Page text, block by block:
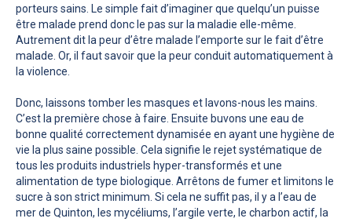
porteurs sains. Le simple fait d’imaginer que quelqu’un puisse
être malade prend donc le pas sur la maladie elle-même.
Autrement dit la peur d’être malade l’emporte sur le fait d’être
malade. Or, il faut savoir que la peur conduit automatiquement à
la violence.
Donc, laissons tomber les masques et lavons-nous les mains.
C’est la première chose à faire. Ensuite buvons une eau de
bonne qualité correctement dynamisée en ayant une hygiène de
vie la plus saine possible. Cela signifie le rejet systématique de
tous les produits industriels hyper-transformés et une
alimentation de type biologique. Arrêtons de fumer et limitons le
sucre à son strict minimum. Si cela ne suffit pas, il y a l’eau de
mer de Quinton, les mycéliums, l’argile verte, le charbon actif, la